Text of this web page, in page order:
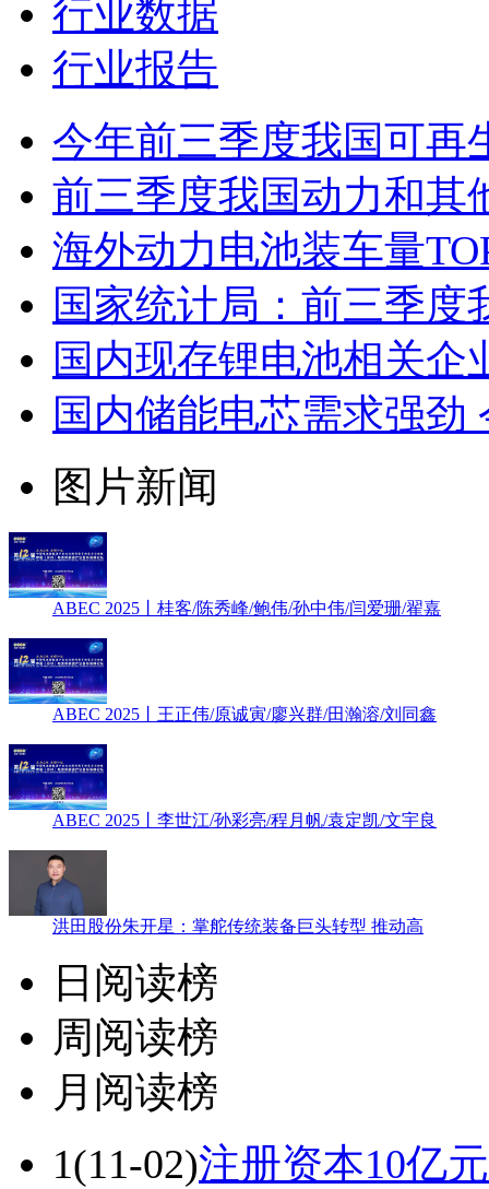
行业数据
行业报告
今年前三季度我国可再
前三季度我国动力和其
海外动力电池装车量
国家统计局：前三季
国内现存锂电池相关企
国内储能电芯需求强劲
图片新闻
ABEC 2025丨桂客/陈秀峰/鲍伟/孙中伟/闫爱珊/翟嘉
ABEC 2025丨王正伟/原诚寅/廖兴群/田瀚溶/刘同鑫
ABEC 2025丨李世江/孙彩亮/程月帆/袁定凯/文宇良
洪田股份朱开星：掌舵传统装备巨头转型 推动高
日阅读榜
周阅读榜
月阅读榜
1(11-02)注册资本10亿